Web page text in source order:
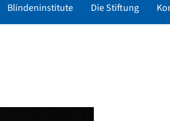
Blindeninstitute Die Stiftung